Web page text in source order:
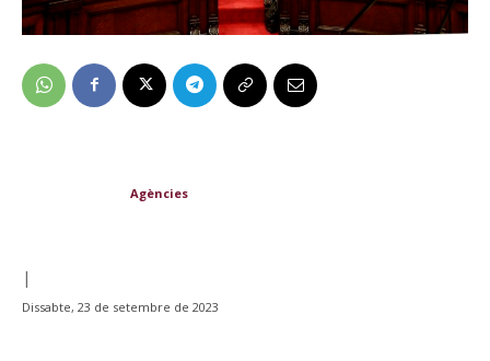
Agències
|
Dissabte, 23 de setembre de 2023